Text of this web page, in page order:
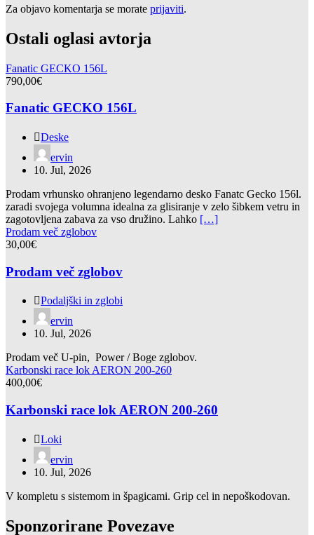
Za objavo komentarja se morate prijaviti.
Ostali oglasi avtorja
Fanatic GECKO 156L
790,00€
Fanatic GECKO 156L
Deske
ervin
10. Jul, 2026
Prodam vrhunsko ohranjeno legendarno desko Fanatc Gecko 156l.
zaradi svojega volumna idealna za glisiranje v zelo šibkem vetru in
zagotovljena zabava za vso družino. Lahko […]
Prodam več zglobov
30,00€
Prodam več zglobov
Podaljški in zglobi
ervin
10. Jul, 2026
Prodam več U-pin, Power / Boge zglobov.
Karbonski race lok AERON 200-260
400,00€
Karbonski race lok AERON 200-260
Loki
ervin
10. Jul, 2026
V kompletu s sistemom in špagicami. Grip cel in nepoškodovan.
Sponzorirane Povezave